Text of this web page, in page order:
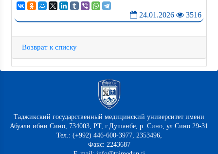
24.01.2026 3516
Возврат к списку
Таджикский государственный медицинский университет имени
Абуали ибни Сино, 734003, РТ, г.Душанбе, р. Сино, ул.Сино 29-31
Тел.: (+992) 446-600-3977, 2353496,
Факс: 2243687